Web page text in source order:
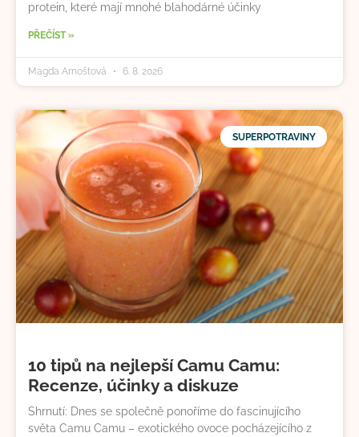
protein, které mají mnohé blahodárné účinky
PŘEČÍST »
Magda Arnoštová 6. 8. 2026
SUPERPOTRAVINY
10 tipů na nejlepší Camu Camu:
Recenze, účinky a diskuze
Shrnutí: Dnes se společně ponoříme do fascinujícího
světa Camu Camu – exotického ovoce pocházejícího z